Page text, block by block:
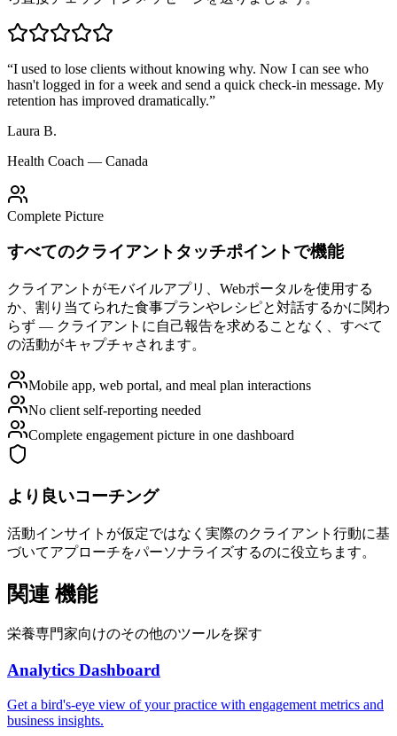
“I used to lose clients without knowing why. Now I can see who
hasn't logged in for a week and send a quick check-in message. My
retention has improved dramatically.”
Laura B.
Health Coach — Canada
Complete Picture
すべてのクライアントタッチポイントで機能
クライアントがモバイルアプリ、Webポータルを使用する
か、割り当てられた食事プランやレシピと対話するかに関わ
らず — クライアントに自己報告を求めることなく、すべて
の活動がキャプチャされます。
Mobile app, web portal, and meal plan interactions
No client self-reporting needed
Complete engagement picture in one dashboard
より良いコーチング
活動インサイトが仮定ではなく実際のクライアント行動に基
づいてアプローチをパーソナライズするのに役立ちます。
関連 機能
栄養専門家向けのその他のツールを探す
Analytics Dashboard
Get a bird's-eye view of your practice with engagement metrics and
business insights.